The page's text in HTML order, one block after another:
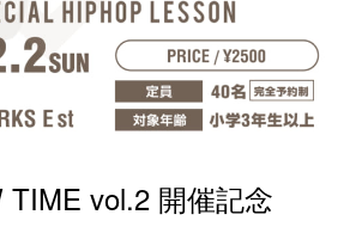
TIME vol.2 開催記念